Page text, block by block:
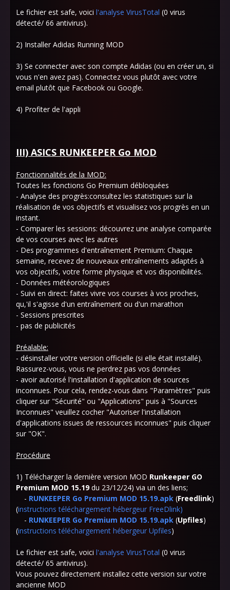
Le fichier est safe, voici l'analyse VirusTotal (0 virus
détecté/ 66 antivirus).
2) Installer Adidas Running MOD
3) Se connecter avec son compte Adidas (ou en créer un, si
vous n'en avez pas). Connectez vous plutôt avec votre
email plutôt que Facebook ou Google.
4) Profiter de l'appli
III) ASICS RUNKEEPER Go MOD
Fonctionnalités de la MOD:
Toutes les fonctions Go Premium débloquées
- Analyse des progrès:consultez les statistiques sur la
réalisation de vos objectifs et visualisez vos progrès en un
instant.
- Comparer les sessions: découvrez une analyse comparée
de vos courses avec les autres
- Des programmes d'entraînement Premium: Chaque
semaine, recevez de nouveaux entraînements adaptés à
vos objectifs, votre forme physique et vos disponibilités.
- Données météorologiques
- Suivi en direct: faites vivre vos courses à vos proches,
qu,'il s'agisse d'un entraînement ou d'un marathon
- Sessions prescrites
- pas de publicités
Préalable:
- désinstaller votre version officielle (si elle était installé).
Rassurez-vous, vous ne perdrez pas vos données
- avoir autorisé l'installation d'application de sources
inconnues. Pour cela, rendez-vous dans "Paramètres" puis
cliquer sur "Sécurité" ou "Applications" puis à "Sources
Inconnues" veuillez cocher "Autoriser l'installation
d'applications issues de ressources inconnues" puis cliquer
sur "OK".
Procédure
1) Télécharger la dernière version MOD Runkeeper GO
Premium MOD 15.19du 23/12/24) via un des liens;
- RUNKEEPER Go Premium MOD 15.19.apk (Freedlink)
(instructions téléchargement hébergeur FreeDlink)
- RUNKEEPER Go Premium MOD 15.19.apk (Upfiles)
(instructions téléchargement hébergeur Upfiles)
Le fichier est safe, voici l'analyse VirusTotal (0 virus
détecté/ 65 antivirus).
Vous pouvez directement installez cette version sur votre
ancienne MOD